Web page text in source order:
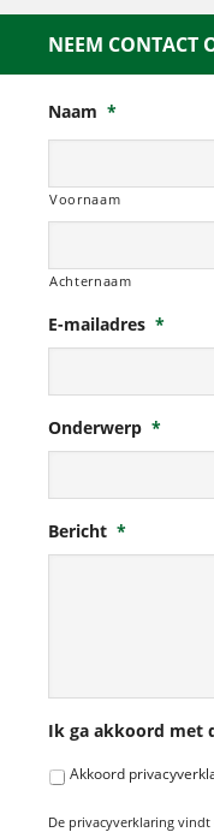
NEEM CONTACT
Naam *
Voornaam
Achternaam
E-mailadres *
Onderwerp *
Bericht *
Ik ga akkoord met
Akkoord
De privacyverklaring